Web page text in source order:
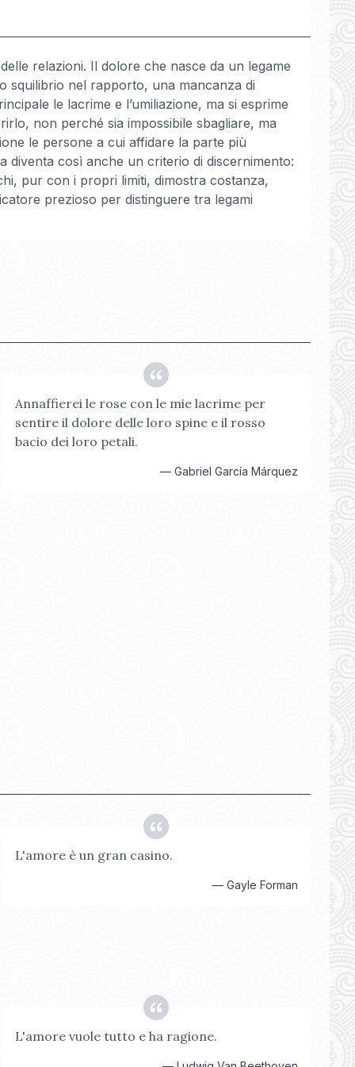
relazioni. Il dolore che nasce da un legame
squilibrio nel rapporto, una mancanza di
le lacrime e l’umiliazione, ma si esprime
non perché sia impossibile sbagliare, ma
le persone a cui affidare la parte più
diventa così anche un criterio di discernimento:
pur con i propri limiti, dimostra costanza,
prezioso per distinguere tra legami
Annaffierei le rose con le mie lacrime per
sentire il dolore delle loro spine e il rosso
bacio dei loro petali.
— Gabriel García Márquez
L'amore è un gran casino.
— Gayle Forman
L'amore vuole tutto e ha ragione.